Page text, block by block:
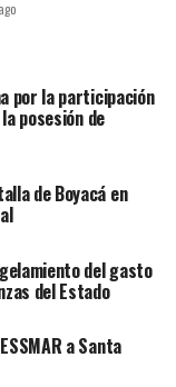
por la participación
posesión de
de Boyacá en
del gasto
del Estado
a Santa